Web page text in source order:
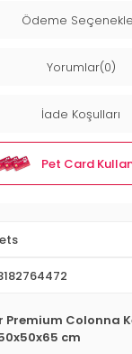
Ödeme
Yorumlar(0)
İade Koşulları
Pet Card
Premium Colonna
cm